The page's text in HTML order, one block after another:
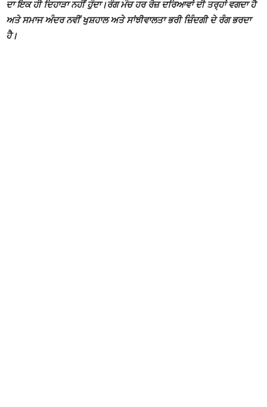
ਦਾ ਇਕ ਹੀ ਦਿਹਾੜਾ ਨਹੀਂ ਹੁੰਦਾ।ਰੰਗ ਮੰਚ ਹਰ ਰੋਜ਼ ਦਰਿਆਵਾਂ ਦੀ ਤਰ੍ਹਾਂ ਵਗਦਾ ਹੈ
ਅਤੇ ਸਮਾਜ ਅੰਦਰ ਨਵੀਂ ਖੁਸ਼ਹਾਲ ਅਤੇ ਸਾਂਝੀਵਾਲਤਾ ਭਰੀ ਜ਼ਿੰਦਗੀ ਦੇ ਰੰਗ ਭਰਦਾ
ਹੈ।